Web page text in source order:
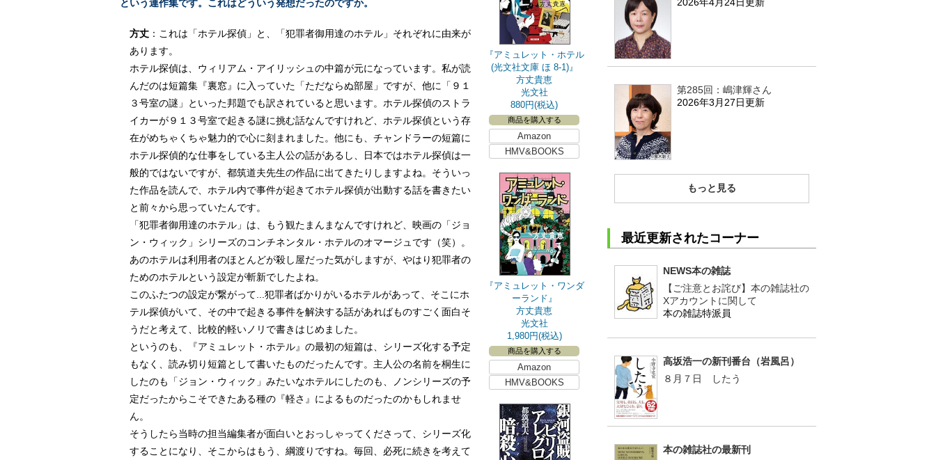
『アミュレット・ホテル
(光文社文庫 ほ 8-1)』
方丈貴恵
光文社
880円(税込)
商品を購入する
Amazon
HMV&BOOKS
『アミュレット・ワンダ
ーランド』
方丈貴恵
光文社
1,980円(税込)
商品を購入する
Amazon
HMV&BOOKS
という連作集です。これはどういう発想だったのですか。
方丈 ：これは「ホテル探偵」と、「犯罪者御用達のホテル」それぞれに由来が
あります。
ホテル探偵は、ウィリアム・アイリッシュの中篇が元になっています。私が読
んだのは短篇集『裏窓』に入っていた「ただならぬ部屋」ですが、他に「９１
３号室の謎」といった邦題でも訳されていると思います。ホテル探偵のストラ
イカーが９１３号室で起きる謎に挑む話なんですけれど、ホテル探偵という存
在がめちゃくちゃ魅力的で心に刻まれました。他にも、チャンドラーの短篇に
ホテル探偵的な仕事をしている主人公の話があるし、日本ではホテル探偵は一
般的ではないですが、都筑道夫先生の作品に出てきたりしますよね。そういっ
た作品を読んで、ホテル内で事件が起きてホテル探偵が出動する話を書きたい
と前々から思っていたんです。
「犯罪者御用達のホテル」は、もう観たまんまなんですけれど、映画の「ジョ
ン・ウィック」シリーズのコンチネンタル・ホテルのオマージュです（笑）。
あのホテルは利用者のほとんどが殺し屋だった気がしますが、やはり犯罪者の
ためのホテルという設定が斬新でしたよね。
このふたつの設定が繋がって...犯罪者ばかりがいるホテルがあって、そこにホ
テル探偵がいて、その中で起きる事件を解決する話があればものすごく面白そ
うだと考えて、比較的軽いノリで書きはじめました。
というのも、『アミュレット・ホテル』の最初の短篇は、シリーズ化する予定
もなく、読み切り短篇として書いたものだったんです。主人公の名前を桐生に
したのも「ジョン・ウィック」みたいなホテルにしたのも、ノンシリーズの予
定だったからこそできたある種の『軽さ』によるものだったのかもしれませ
ん。
そうしたら当時の担当編集者が面白いとおっしゃってくださって、シリーズ化
することになり、そこからはもう、綱渡りですね。毎回、必死に続きを考えて
第285回：嶋津輝さん
2026年3月27日更新
もっと見る
最近更新されたコーナー
NEWS本の雑誌
【ご注意とお詫び】本の雑誌社の
Xアカウントに関して
本の雑誌特派員
高坂浩一の新刊番台（岩風呂）
８月７日 したう
本の雑誌社の最新刊